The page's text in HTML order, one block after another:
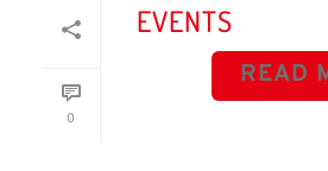
0
EVENTS
READ